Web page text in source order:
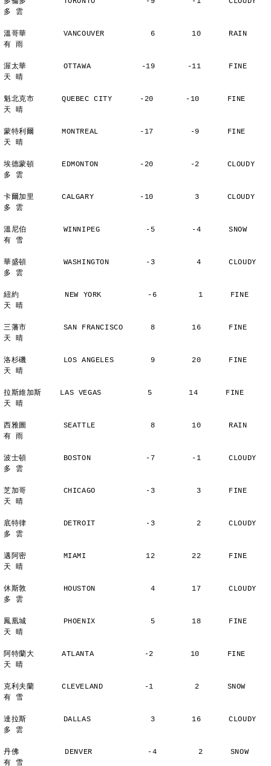
多 雲
溫哥華        VANCOUVER          6        10      RAIN
有 雨
渥太華        OTTAWA           -19       -11      FINE
天 晴
魁北克市      QUEBEC CITY      -20       -10      FINE
天 晴
蒙特利爾      MONTREAL         -17        -9      FINE
天 晴
埃德蒙頓      EDMONTON         -20        -2      CLOUDY
多 雲
卡爾加里      CALGARY          -10         3      CLOUDY
多 雲
溫尼伯        WINNIPEG          -5        -4      SNOW
有 雪
華盛頓        WASHINGTON        -3         4      CLOUDY
多 雲
紐約          NEW YORK          -6         1      FINE
天 晴
三藩市        SAN FRANCISCO      8        16      FINE
天 晴
洛杉磯        LOS ANGELES        9        20      FINE
天 晴
拉斯維加斯    LAS VEGAS          5        14      FINE
天 晴
西雅圖        SEATTLE            8        10      RAIN
有 雨
波士頓        BOSTON            -7        -1      CLOUDY
多 雲
芝加哥        CHICAGO           -3         3      FINE
天 晴
底特律        DETROIT           -3         2      CLOUDY
多 雲
邁阿密        MIAMI             12        22      FINE
天 晴
休斯敦        HOUSTON            4        17      CLOUDY
多 雲
鳳凰城        PHOENIX            5        18      FINE
天 晴
阿特蘭大      ATLANTA           -2        10      FINE
天 晴
克利夫蘭      CLEVELAND         -1         2      SNOW
有 雪
達拉斯        DALLAS             3        16      CLOUDY
多 雲
丹佛          DENVER            -4         2      SNOW
有 雪